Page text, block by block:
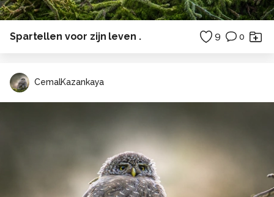
Spartellen voor zijn leven . 9 0
CemalKazankaya